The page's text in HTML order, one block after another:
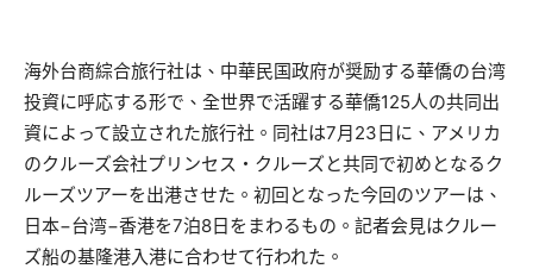
海外台商綜合旅行社は、中華民国政府が奨励する華僑の台湾
投資に呼応する形で、全世界で活躍する華僑125人の共同出
資によって設立された旅行社。同社は7月23日に、アメリカ
のクルーズ会社プリンセス・クルーズと共同で初めとなるク
ルーズツアーを出港させた。初回となった今回のツアーは、
日本−台湾−香港を7泊8日をまわるもの。記者会見はクルー
ズ船の基隆港入港に合わせて行われた。